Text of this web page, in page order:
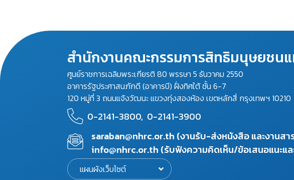
สำนักงานคณะกรรมการสิทธิมนุษยชน
ศูนย์ราชการเฉลิมพระเกียรติ 80 พรรษา 5 ธันวาคม 2550
อาคารรัฐประศาสนภักดี (อาคารบี) ฝั่งทิศใต้ ชั้น 6-7
120 หมู่ที่ 3 ถนนแจ้งวัฒนะ แขวงทุ่งสองห้อง เขตหลักสี่ กรุงเทพฯ 10210
0-2141-3800, 0-2141-3900
saraban@nhrc.or.th (งานรับ-ส่งหนังสือ และงานส
info@nhrc.or.th (รับฟังความคิดเห็น/ข้อเสนอแนะแ
แผนผังเว็บไซต์